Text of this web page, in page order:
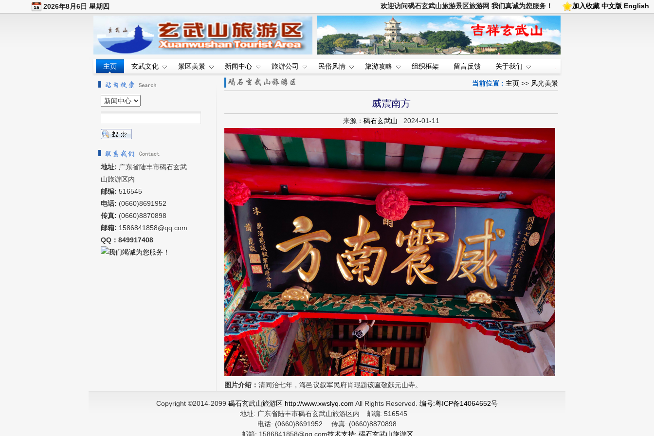
2026年8月6日 星期四 欢迎访问碣石玄武山旅游景区旅游网 我们真诚为您服务！ 加入收藏 中文版 English
主页 玄武文化 景区美景 新闻中心 旅游公司 民俗风情 旅游攻略 组织框架 留言反馈 关于我们
当前位置 : 主页 >> 风光美景
威震南方
来源： 碣石玄武山 2024-01-11
图片介绍： 清同治七年，海邑议叙军民府肖琨题该匾敬献元山寺。
地址: 广东省陆丰市碣石玄武
山旅游区内
邮编: 516545
电话: (0660)8691952
传真: (0660)8870898
邮箱: 1586841858@qq.com
QQ：849917408
Copyright ©2014-2099 碣石玄武山旅游区 http://www.xwslyq.com All Rights Reserved. 编号:粤ICP备14064652号
地址: 广东省陆丰市碣石玄武山旅游区内 邮编: 516545
电话: (0660)8691952 传真: (0660)8870898
邮箱: 1586841858@qq.com技术支持: 碣石玄武山旅游区